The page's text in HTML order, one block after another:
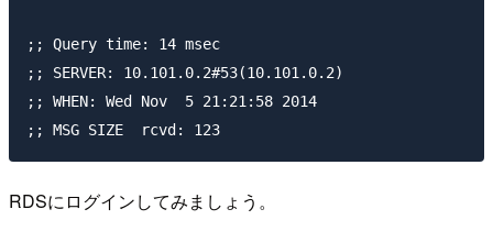
;; Query time: 14 msec
;; SERVER: 10.101.0.2#53(10.101.0.2)
;; WHEN: Wed Nov  5 21:21:58 2014
;; MSG SIZE  rcvd: 123
RDSにログインしてみましょう。